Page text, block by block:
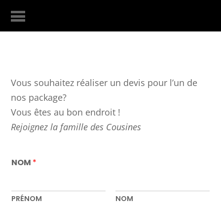
Vous souhaitez réaliser un devis pour l’un de
nos package?
Vous êtes au bon endroit !
Rejoignez la famille des Cousines
NOM *
PRÉNOM NOM